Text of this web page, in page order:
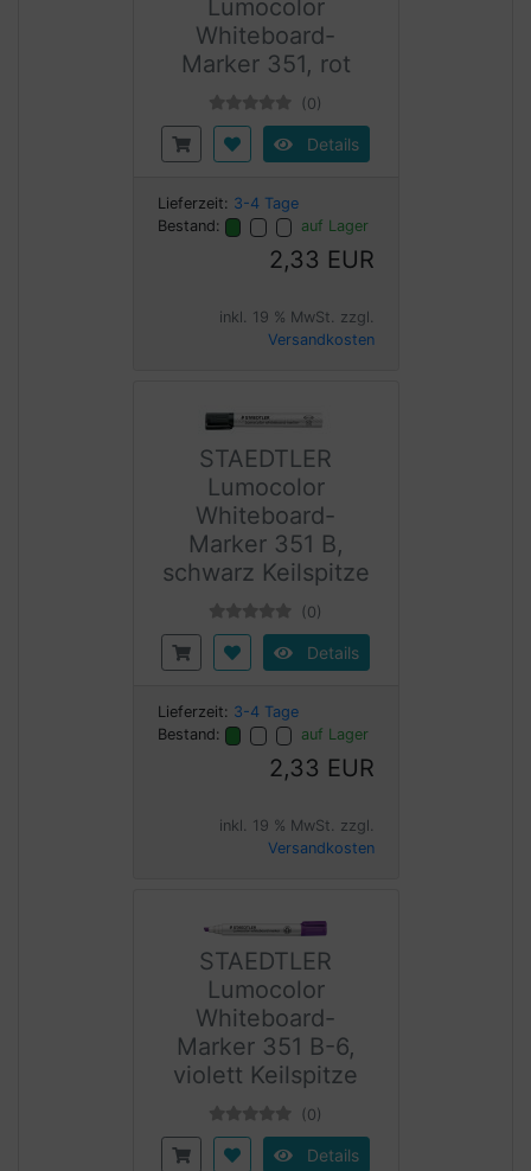
Lumocolor
Whiteboard-
Marker 351, rot
(0)
Details
Lieferzeit: 3-4 Tage
Bestand:
auf Lager
2,33 EUR
inkl. 19 % MwSt. zzgl.
Versandkosten
STAEDTLER
Lumocolor
Whiteboard-
Marker 351 B,
schwarz Keilspitze
(0)
Details
Lieferzeit: 3-4 Tage
Bestand:
auf Lager
2,33 EUR
inkl. 19 % MwSt. zzgl.
Versandkosten
STAEDTLER
Lumocolor
Whiteboard-
Marker 351 B-6,
violett Keilspitze
(0)
Details